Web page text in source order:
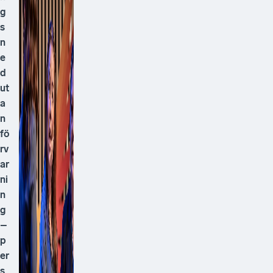
g
s
n
e
d
ut
a
n
fö
rv
ar
ni
n
g
–
p
er
s